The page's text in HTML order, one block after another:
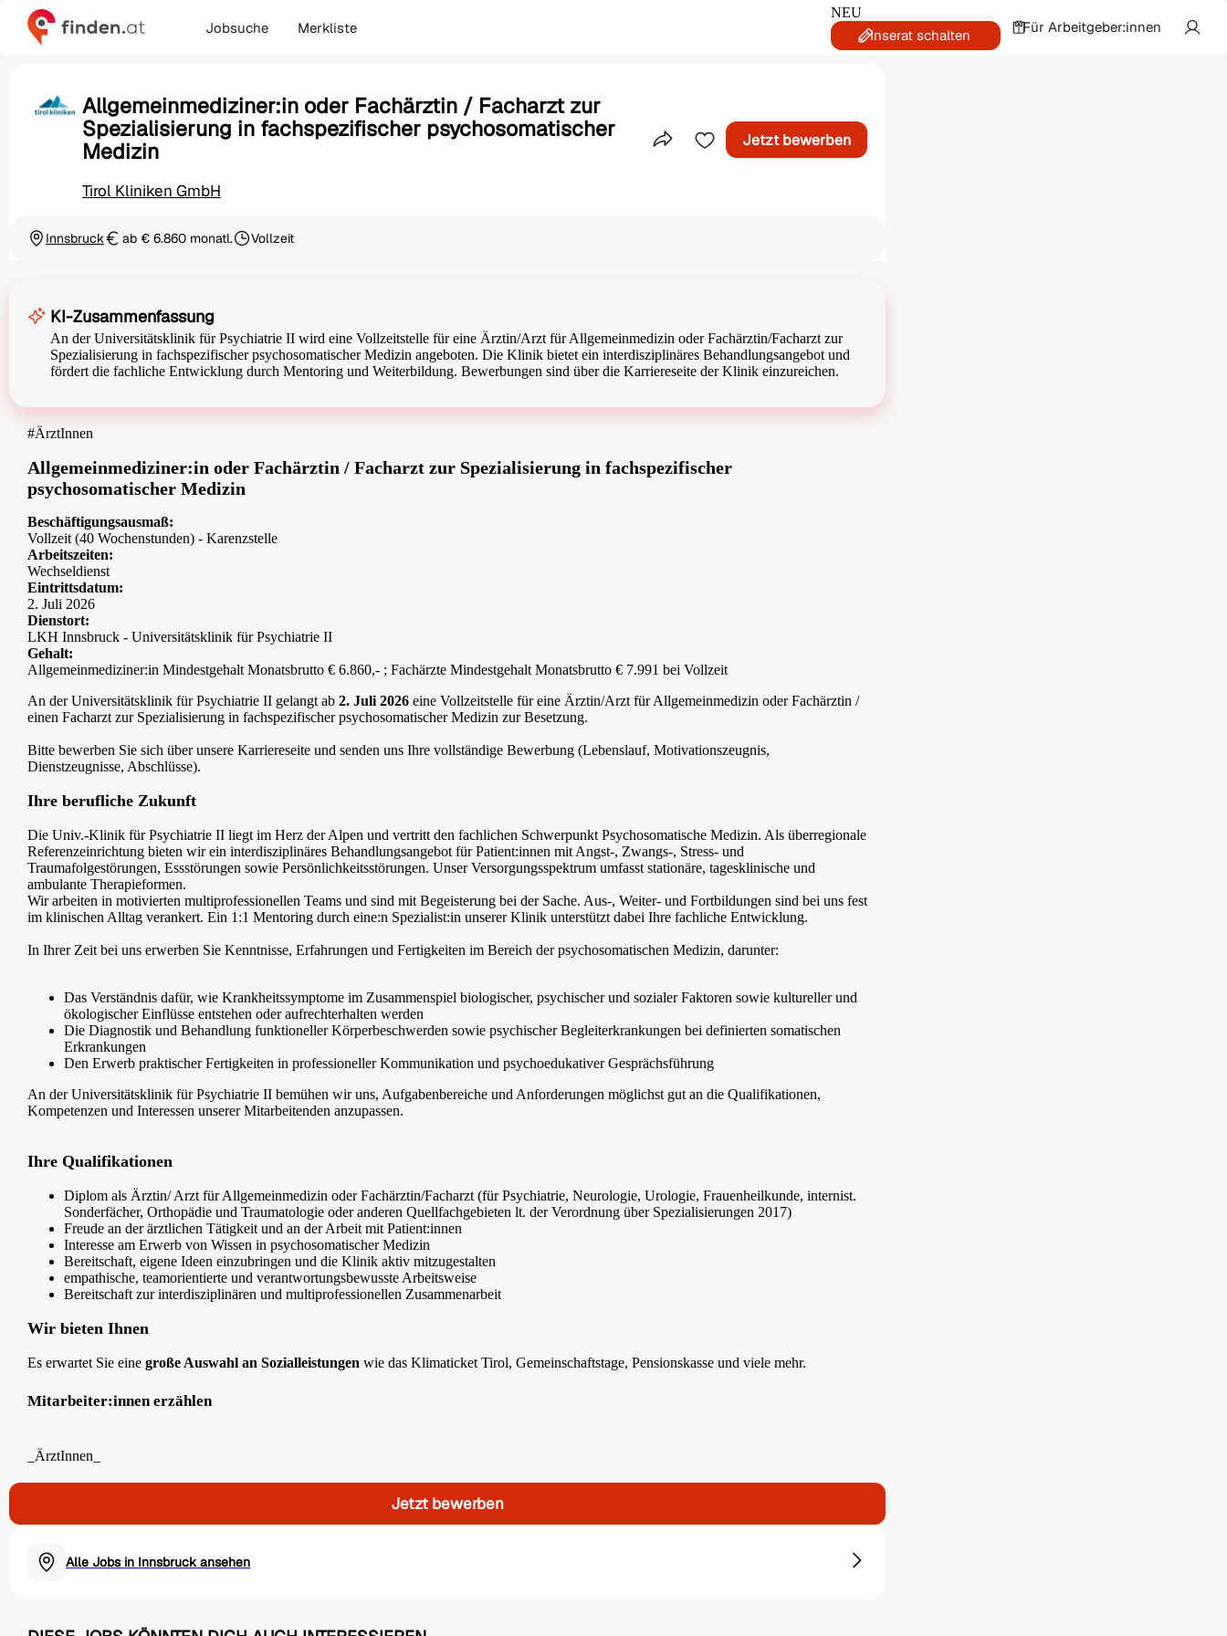
Jobsuche Merkliste
NEU
Inserat schalten Für Arbeitgeber:innen
Allgemeinmediziner:in oder Fachärztin / Facharzt zur
Spezialisierung in fachspezifischer psychosomatischer
Medizin
Tirol Kliniken GmbH
Teile dieses Inserat
Jetzt bewerben
Ortschaft
InnsbruckGehaltab € 6.860 monatl.Beschäftigungsart
Vollzeit
KI-Zusammenfassung
An der Universitätsklinik für Psychiatrie II wird eine Vollzeitstelle für eine Ärztin/Arzt für Allgemeinmedizin oder Fachärztin/Facharzt zur
Spezialisierung in fachspezifischer psychosomatischer Medizin angeboten. Die Klinik bietet ein interdisziplinäres Behandlungsangebot und
fördert die fachliche Entwicklung durch Mentoring und Weiterbildung. Bewerbungen sind über die Karriereseite der Klinik einzureichen.
#ÄrztInnen
Allgemeinmediziner:in oder Fachärztin / Facharzt zur Spezialisierung in fachspezifischer
psychosomatischer Medizin
Beschäftigungsausmaß:
Vollzeit (40 Wochenstunden) - Karenzstelle
Arbeitszeiten:
Wechseldienst
Eintrittsdatum:
2. Juli 2026
Dienstort:
LKH Innsbruck - Universitätsklinik für Psychiatrie II
Gehalt:
Allgemeinmediziner:in Mindestgehalt Monatsbrutto € 6.860,- ; Fachärzte Mindestgehalt Monatsbrutto € 7.991 bei Vollzeit
An der Universitätsklinik für Psychiatrie II gelangt ab 2. Juli 2026 eine Vollzeitstelle für eine Ärztin/Arzt für Allgemeinmedizin oder Fachärztin /
einen Facharzt zur Spezialisierung in fachspezifischer psychosomatischer Medizin zur Besetzung.
Bitte bewerben Sie sich über unsere Karriereseite und senden uns Ihre vollständige Bewerbung (Lebenslauf, Motivationszeugnis,
Dienstzeugnisse, Abschlüsse).
Ihre berufliche Zukunft
Die Univ.-Klinik für Psychiatrie II liegt im Herz der Alpen und vertritt den fachlichen Schwerpunkt Psychosomatische Medizin. Als überregionale
Referenzeinrichtung bieten wir ein interdisziplinäres Behandlungsangebot für Patient:innen mit Angst-, Zwangs-, Stress- und
Traumafolgestörungen, Essstörungen sowie Persönlichkeitsstörungen. Unser Versorgungsspektrum umfasst stationäre, tagesklinische und
ambulante Therapieformen.
Wir arbeiten in motivierten multiprofessionellen Teams und sind mit Begeisterung bei der Sache. Aus-, Weiter- und Fortbildungen sind bei uns fest
im klinischen Alltag verankert. Ein 1:1 Mentoring durch eine:n Spezialist:in unserer Klinik unterstützt dabei Ihre fachliche Entwicklung.
In Ihrer Zeit bei uns erwerben Sie Kenntnisse, Erfahrungen und Fertigkeiten im Bereich der psychosomatischen Medizin, darunter:
Das Verständnis dafür, wie Krankheitssymptome im Zusammenspiel biologischer, psychischer und sozialer Faktoren sowie kultureller und
ökologischer Einflüsse entstehen oder aufrechterhalten werden
Die Diagnostik und Behandlung funktioneller Körperbeschwerden sowie psychischer Begleiterkrankungen bei definierten somatischen
Erkrankungen
Den Erwerb praktischer Fertigkeiten in professioneller Kommunikation und psychoedukativer Gesprächsführung
An der Universitätsklinik für Psychiatrie II bemühen wir uns, Aufgabenbereiche und Anforderungen möglichst gut an die Qualifikationen,
Kompetenzen und Interessen unserer Mitarbeitenden anzupassen.
Ihre Qualifikationen
Diplom als Ärztin/ Arzt für Allgemeinmedizin oder Fachärztin/Facharzt (für Psychiatrie, Neurologie, Urologie, Frauenheilkunde, internist.
Sonderfächer, Orthopädie und Traumatologie oder anderen Quellfachgebieten lt. der Verordnung über Spezialisierungen 2017)
Freude an der ärztlichen Tätigkeit und an der Arbeit mit Patient:innen
Interesse am Erwerb von Wissen in psychosomatischer Medizin
Bereitschaft, eigene Ideen einzubringen und die Klinik aktiv mitzugestalten
empathische, teamorientierte und verantwortungsbewusste Arbeitsweise
Bereitschaft zur interdisziplinären und multiprofessionellen Zusammenarbeit
Wir bieten Ihnen
Es erwartet Sie eine große Auswahl an Sozialleistungen wie das Klimaticket Tirol, Gemeinschaftstage, Pensionskasse und viele mehr.
Mitarbeiter:innen erzählen
_ÄrztInnen_
Jetzt bewerben
Alle Jobs in Innsbruck ansehen